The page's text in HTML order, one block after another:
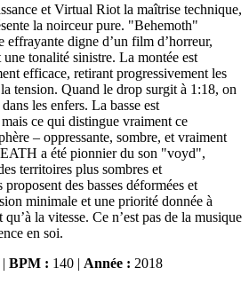
et Virtual Riot la maîtrise technique,
la noirceur pure. "Behemoth"
effrayante digne d’un film d’horreur,
tonalité sinistre. La montée est
efficace, retirant progressivement les
tension. Quand le drop surgit à 1:18, on
les enfers. La basse est
ce qui distingue vraiment ce
– oppressante, sombre, et vraiment
a été pionnier du son "voyd",
territoires plus sombres et
des basses déformées et
minimale et une priorité donnée à
la vitesse. Ce n’est pas de la musique
en soi.
BPM : 140 | Année : 2018